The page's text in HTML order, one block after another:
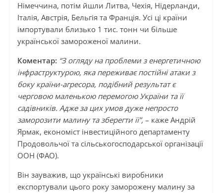
Німеччина, потім йшли Литва, Чехія, Нідерланди,
Італія, Австрія, Бельгія та Франція. Усі ці країни
імпортували близько 1 тис. тонн чи більше
української замороженої малини.
Коментар: “З огляду на проблеми з енергетичною
інфраструктурою, яка переживає постійні атаки з
боку країни-агресора, подібний результат є
черговою маленькою перемогою України та її
садівників. Адже за цих умов дуже непросто
заморозити малину та зберегти її”, – каже Андрій
Ярмак, економіст інвестиційного департаменту
Продовольчої та сільськогосподарської організації
ООН (ФАО).
Він зауважив, що українські виробники
експортували цього року заморожену малину за